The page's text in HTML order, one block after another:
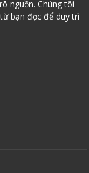
nguồn. Chúng tôi
bạn đọc để duy trì